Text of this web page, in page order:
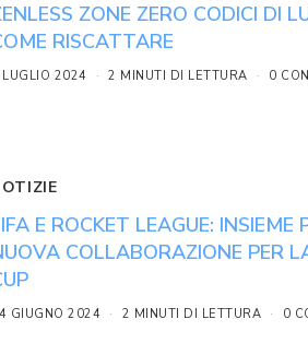
ZONE ZERO CODICI DI
RISCATTARE
2024 2 MINUTI DI LETTURA 0
E ROCKET LEAGUE: INSIEME
COLLABORAZIONE PER
GIUGNO 2024 2 MINUTI DI LETTURA 0